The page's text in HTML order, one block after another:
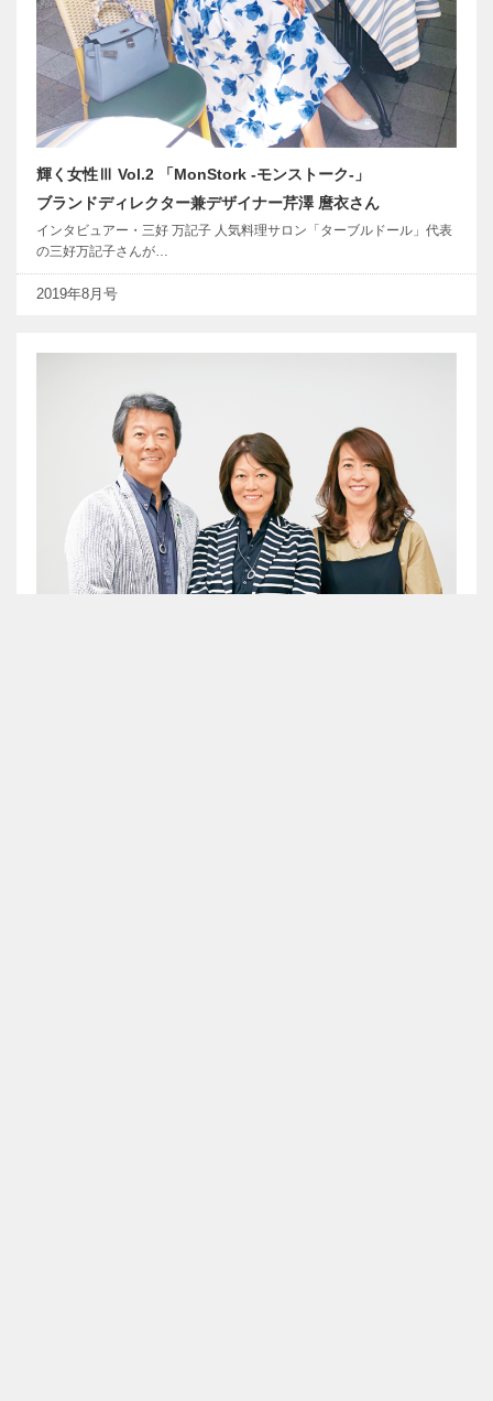
輝く女性Ⅲ Vol.2 「MonStork -モンストーク-」
ブランドディレクター兼デザイナー芹澤 麿衣さん
インタビュアー・三好 万記子 人気料理サロン「ターブルドール」代表
の三好万記子さんが…
2019年8月号